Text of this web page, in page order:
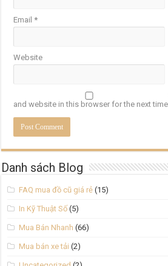
Email*
Website
and website in this browser for the next
Danh sách Blog
FAQ mua đồ cũ giá rẻ (15)
In Kỹ Thuật Số (5)
Mua Bán Nhanh (66)
Mua bán xe tải (2)